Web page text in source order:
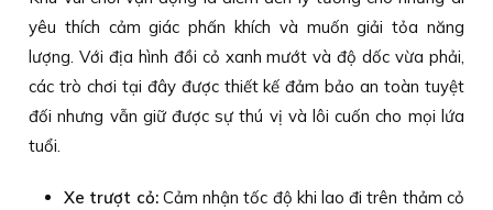
yêu thích cảm giác phấn khích và muốn giải tỏa năng
lượng. Với địa hình đồi cỏ xanh mướt và độ dốc vừa phải,
các trò chơi tại đây được thiết kế đảm bảo an toàn tuyệt
đối nhưng vẫn giữ được sự thú vị và lôi cuốn cho mọi lứa
tuổi.
Xe trượt cỏ:Cảm nhận tốc độ khi lao đi trên thảm cỏ